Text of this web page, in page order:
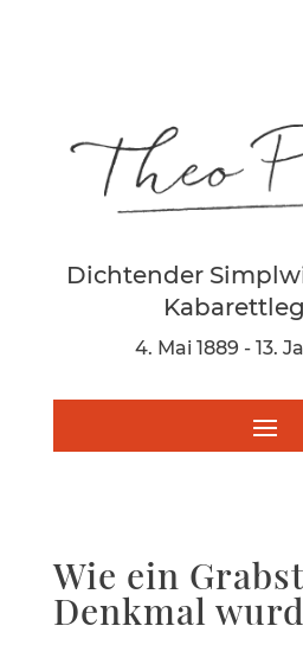
Dichtender
4. Mai 1889 - 13.
Wie ein
Denkmal